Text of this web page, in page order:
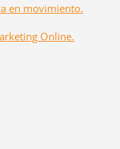
en movimiento.
Online.